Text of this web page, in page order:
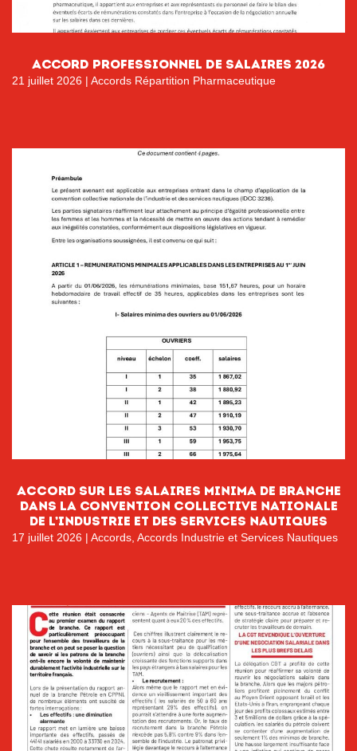
ACCORD PROFESSIONNEL DE SALAIRES 2026
21 juillet 2026 | Accords Répartition Pharmaceutique
Accord sur les salaires minima de branche
dans la Convention collective nationale
de l’Industrie et des services nautiques
17 juillet 2026 | Accords Accords Industrie et Services Nautiques